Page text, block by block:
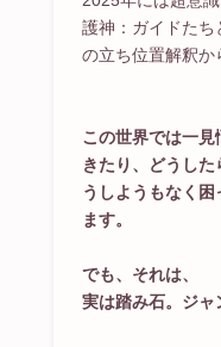
護神：ガイドたち
の立ち位置解釈か
この世界では一見
きたり、どうし
うしようもなく困
ます。
でも、それは、
実は踏み石。ジャ